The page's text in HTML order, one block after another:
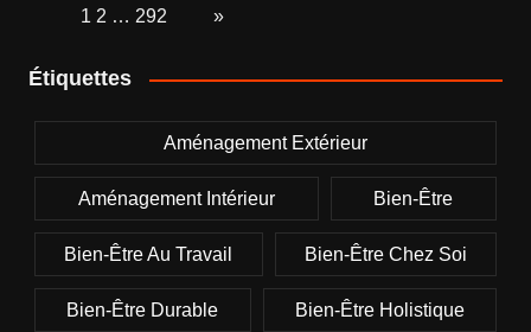
1 2 … 292 »
Étiquettes
Aménagement Extérieur
Aménagement Intérieur Bien-Être
Bien-Être Au Travail Bien-Être Chez Soi
Bien-Être Durable Bien-Être Holistique